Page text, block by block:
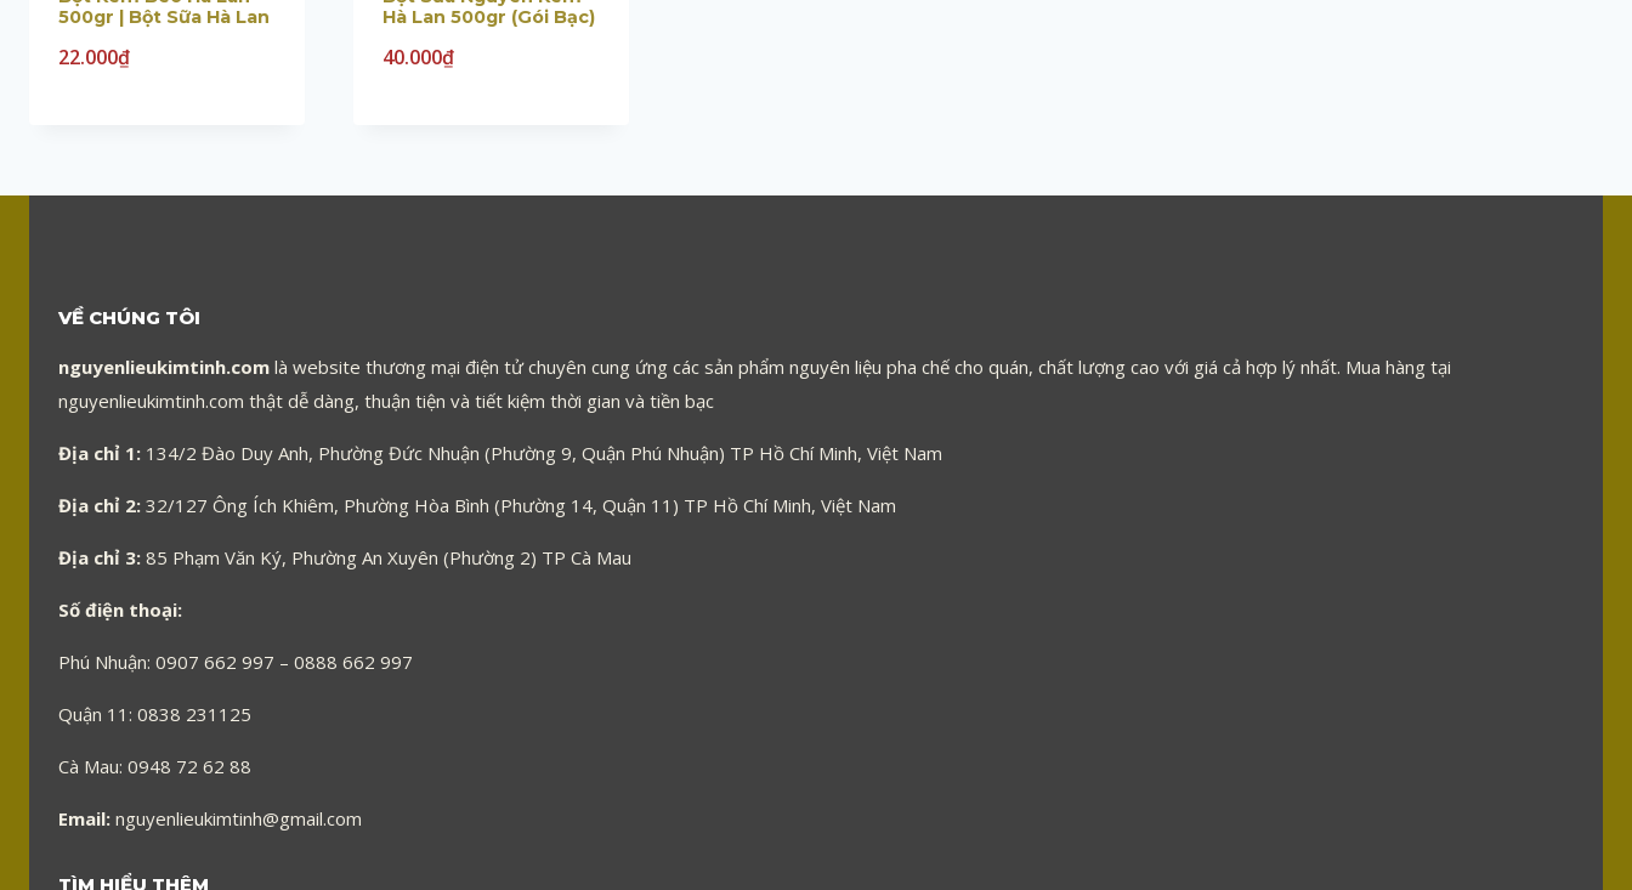
500gr | Bột Sữa Hà Lan
22.000₫
Hà Lan 500gr (gói Bạc)
40.000₫
VỀ CHÚNG TÔI
nguyenlieukimtinh.com là website thương mại điện tử chuyên cung ứng các sản phẩm nguyên liệu pha chế cho quán, chất lượng cao với giá cả hợp lý nhất. Mua hàng tại
nguyenlieukimtinh.com thật dễ dàng, thuận tiện và tiết kiệm thời gian và tiền bạc
Địa chỉ 1: 134/2 Đào Duy Anh, Phường Đức Nhuận (Phường 9, Quận Phú Nhuận) TP Hồ Chí Minh, Việt Nam
Địa chỉ 2: 32/127 Ông Ích Khiêm, Phường Hòa Bình (Phường 14, Quận 11) TP Hồ Chí Minh, Việt Nam
Địa chỉ 3: 85 Phạm Văn Ký, Phường An Xuyên (Phường 2) TP Cà Mau
Số điện thoại:
Phú Nhuận: 0907 662 997 – 0888 662 997
Quận 11: 0838 231125
Cà Mau: 0948 72 62 88
Email: nguyenlieukimtinh@gmail.com
TÌM HIỂU THÊM